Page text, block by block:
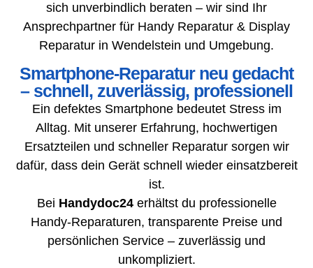
sich unverbindlich beraten – wir sind Ihr
Ansprechpartner für Handy Reparatur & Display
Reparatur in Wendelstein und Umgebung.
Smartphone-Reparatur neu gedacht
– schnell, zuverlässig, professionell
Ein defektes Smartphone bedeutet Stress im
Alltag. Mit unserer Erfahrung, hochwertigen
Ersatzteilen und schneller Reparatur sorgen wir
dafür, dass dein Gerät schnell wieder einsatzbereit
ist.
Bei Handydoc24erhältst du professionelle
Handy-Reparaturen, transparente Preise und
persönlichen Service – zuverlässig und
unkompliziert.